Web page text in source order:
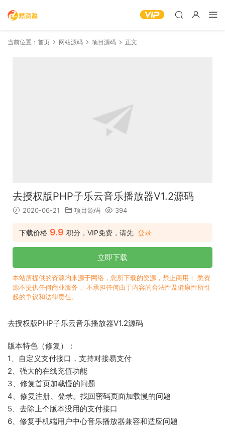
当前位置： 首页 网站源码 项目源码 正文
去授权版PHP子乐云音乐播放器V1.2源码
2020-06-21 项目源码 394
下载价格 9.9 积分，VIP免费，请先 登录
立即下载
本站所提供的资源均来源于网络，您所下载的资源，禁止商用； 愁资
源不提供任何商业服务， 不承担任何由于内容的合法性及健康性所引
起的争议和法律责任。
去授权版PHP子乐云音乐播放器V1.2源码
版本特色（修复）：
1、自定义支付接口，支持对接易支付
2、强大的在线充值功能
3、修复首页加载慢的问题
4、修复注册、登录。找回密码页面加载慢的问题
5、去除上个版本没用的支付接口
6、修复手机端用户中心音乐播放器兼容和适应问题